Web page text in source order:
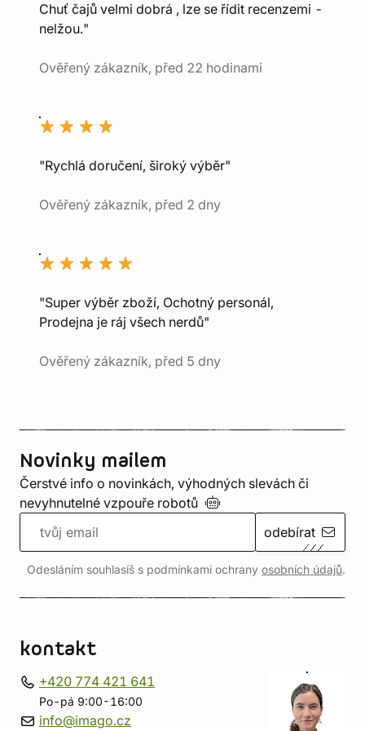
Chuť čajů velmi dobrá , lze se řídit recenzemi -
nelžou."
Ověřený zákazník, před 22 hodinami
"Rychlá doručení, široký výběr"
Ověřený zákazník, před 2 dny
"Super výběr zboží, Ochotný personál,
Prodejna je ráj všech nerdů"
Ověřený zákazník, před 5 dny
Novinky mailem
Čerstvé info o novinkách, výhodných slevách či
nevyhnutelné vzpouře robotů
odebírat
Odesláním souhlasíš s podmínkami ochrany osobních údajů.
kontakt
+420 774 421 641
Po-pá 9:00-16:00
info@imago.cz